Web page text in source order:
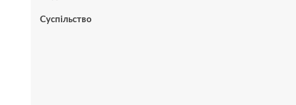
Суспільство